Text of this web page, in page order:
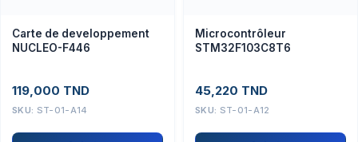
Carte de developpement
NUCLEO-F446
119,000 TND
SKU: ST-01-A14
Microcontrôleur
STM32F103C8T6
45,220 TND
SKU: ST-01-A12